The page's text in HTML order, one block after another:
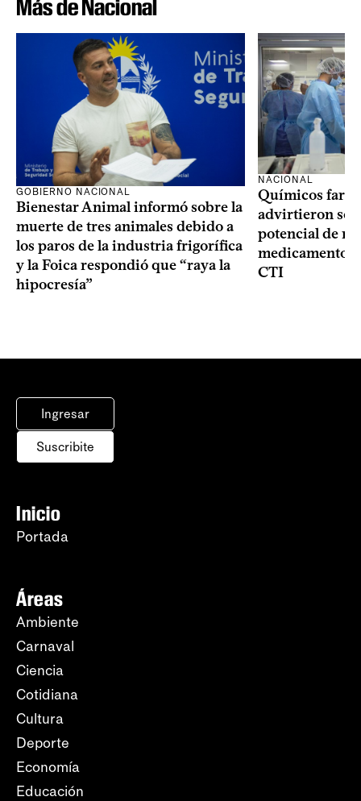
Más de Nacional
GOBIERNO NACIONAL
Bienestar Animal informó sobre la
muerte de tres animales debido a
los paros de la industria frigorífica
y la Foica respondió que “raya la
hipocresía”
NACIONAL
Químicos
advirtieron
potencial de
medicamentos
CTI
Ingresar
Suscribite
Inicio
Portada
Áreas
Ambiente
Carnaval
Ciencia
Cotidiana
Cultura
Deporte
Economía
Educación